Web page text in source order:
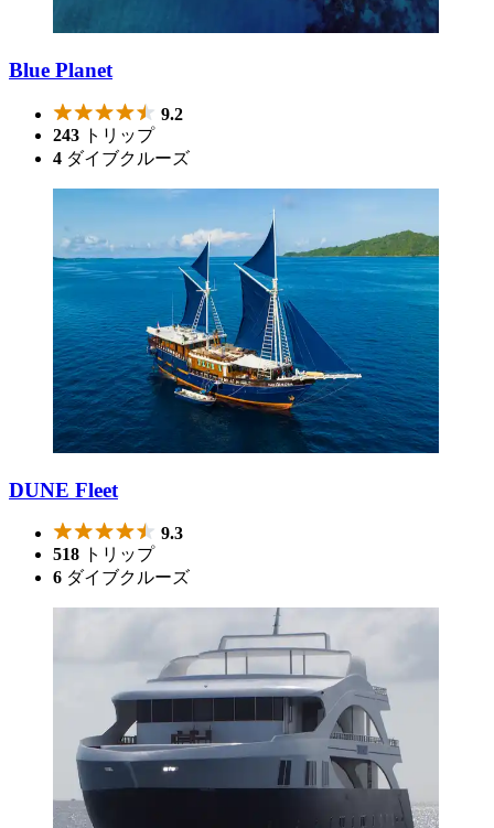
Blue Planet
9.2
243 トリップ
4 ダイブクルーズ
DUNE Fleet
9.3
518 トリップ
6 ダイブクルーズ